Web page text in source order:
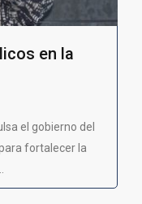
en la
el gobierno del
fortalecer la